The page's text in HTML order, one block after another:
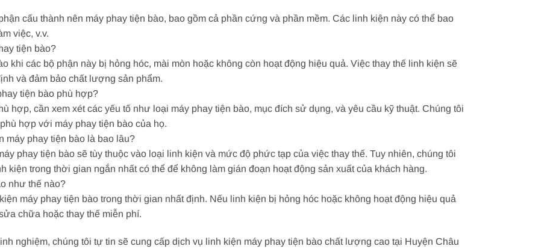
cấu thành nên máy phay tiện bào, bao gồm cả phần cứng và phần mềm. Các linh kiện này có thể bao
việc, v.v.
tiện bào?
khi các bộ phận này bị hỏng hóc, mài mòn hoặc không còn hoạt động hiệu quả. Việc thay thế linh kiện sẽ
và đảm bảo chất lượng sản phẩm.
tiện bào phù hợp?
hợp, cần xem xét các yếu tố như loại máy phay tiện bào, mục đích sử dụng, và yêu cầu kỹ thuật. Chúng tôi
hợp với máy phay tiện bào của họ.
máy phay tiện bào là bao lâu?
phay tiện bào sẽ tùy thuộc vào loại linh kiện và mức độ phức tạp của việc thay thế. Tuy nhiên, chúng tôi
kiện trong thời gian ngắn nhất có thể để không làm gián đoạn hoạt động sản xuất của khách hàng.
như thế nào?
máy phay tiện bào trong thời gian nhất định. Nếu linh kiện bị hỏng hóc hoặc không hoạt động hiệu quả
chữa hoặc thay thế miễn phí.
nghiệm, chúng tôi tự tin sẽ cung cấp dịch vụ linh kiện máy phay tiện bào chất lượng cao tại Huyện Châu